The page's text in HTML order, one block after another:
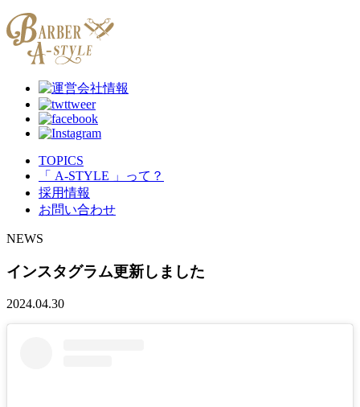
TOPICS
「 A-STYLE 」って？
採用情報
お問い合わせ
NEWS
インスタグラム更新しました
2024.04.30